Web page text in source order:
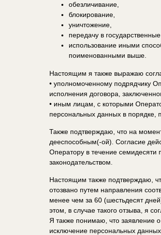
обезличивание,
блокирование,
уничтожение,
передачу в
использование иными
поименованными выше.
Настоящим я также выражаю
• уполномоченному подрядчику
исполнения договора,
• иным лицам, с которыми
персональных данных в порядке,
Также подтверждаю, что на
дееспособным(-ой). Согласие
Оператору в течение семидесяти
законодательством.
Настоящим также подтверждаю,
отозвано путем направления
менее чем за 60 (шестьдесят
этом, в случае такого отзыва, я
Я также понимаю, что заявление
исключение персональных